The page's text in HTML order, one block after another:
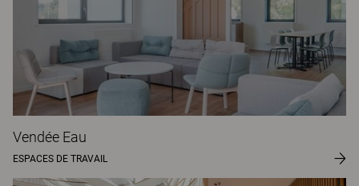
Vendée Eau
ESPACES DE TRAVAIL